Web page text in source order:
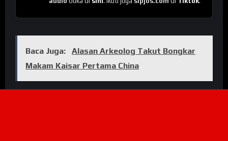
Baca Juga:
Alasan Arkeolog Takut Bongkar
Makam Kaisar Pertama China